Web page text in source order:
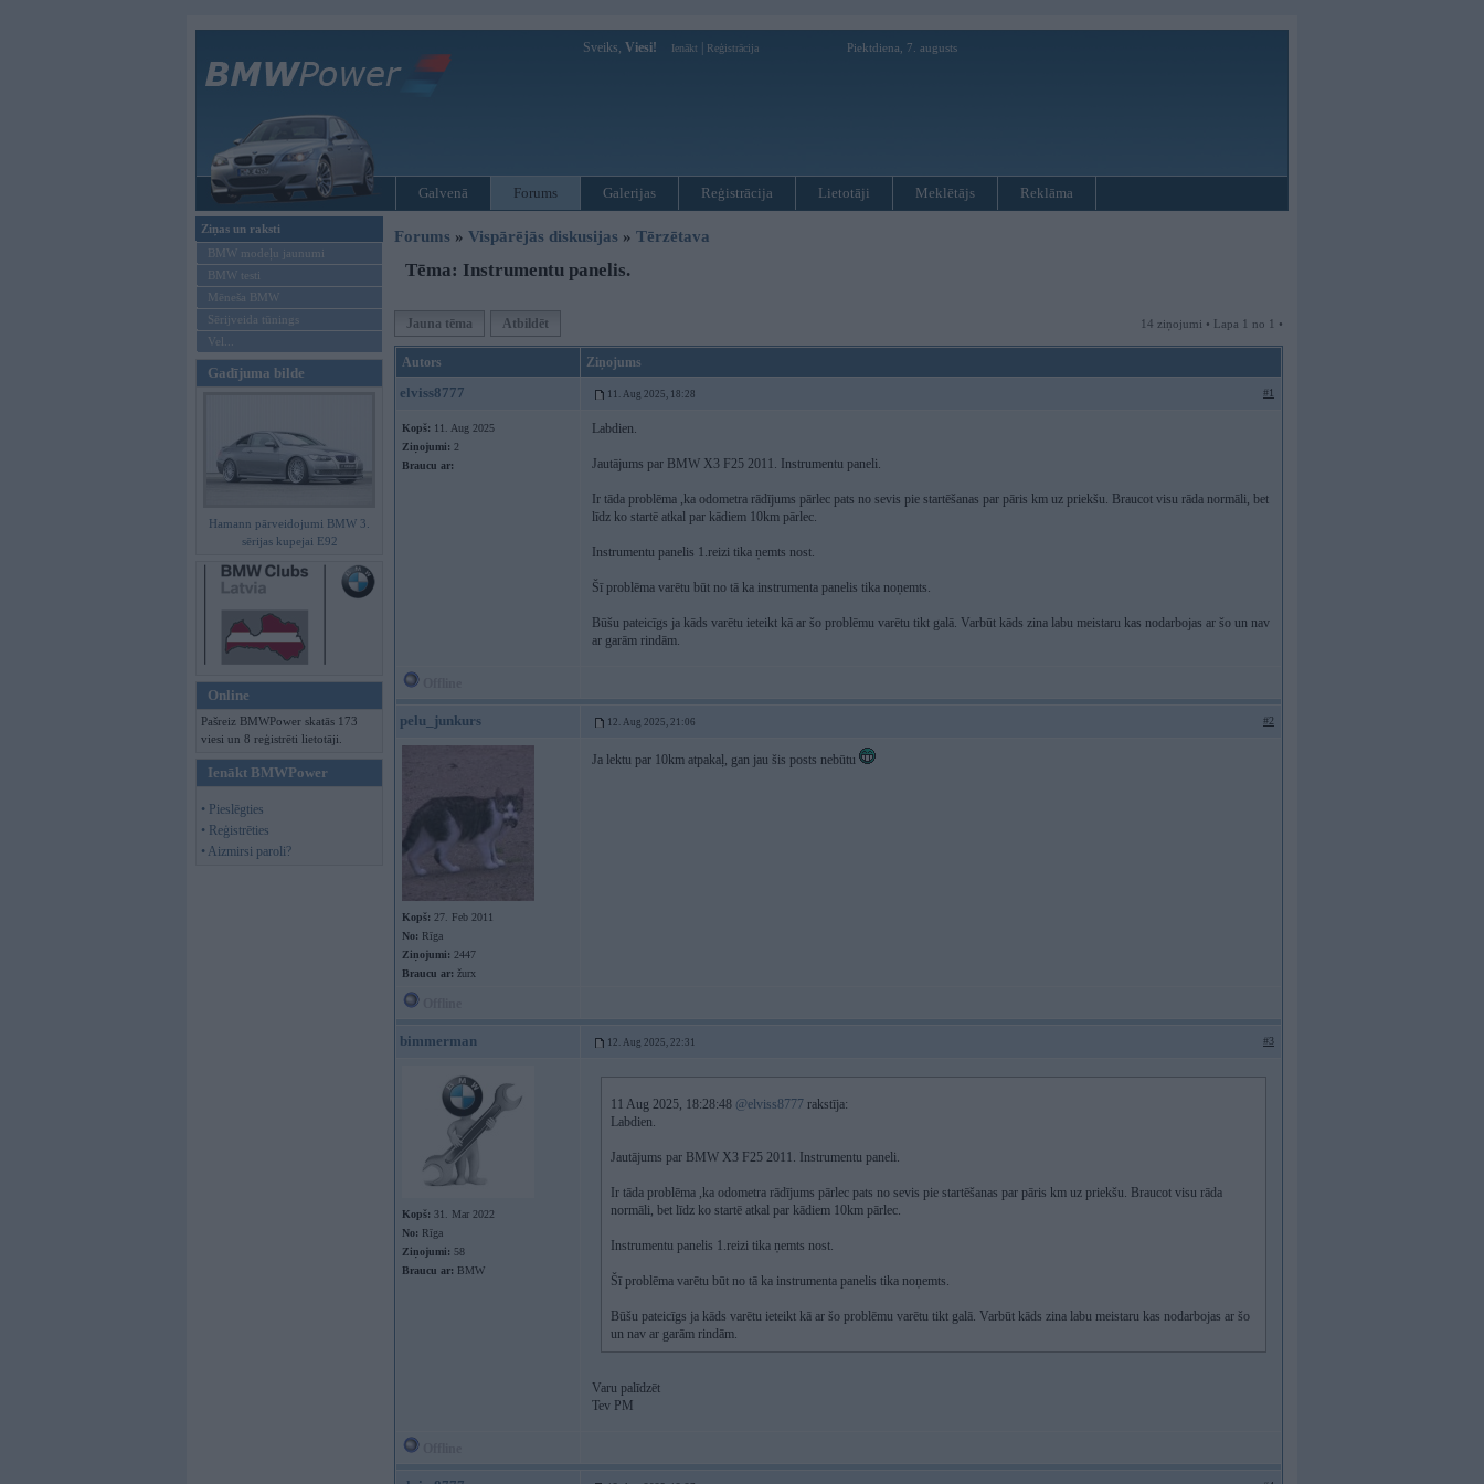
Sveiks, Viesi! Ienākt Reģistrācija Piektdiena, 7. augusts
Galvenā Forums Galerijas Reģistrācija Lietotāji Meklētājs Reklāma
Ziņas un raksti
BMW modeļu jaunumi
BMW testi
Mēneša BMW
Sērijveida tūnings
Vel...
Gadījuma bilde
Hamann pārveidojumi BMW 3.
sērijas kupejai E92
Online
Pašreiz BMWPower skatās 173
viesi un 8 reģistrēti lietotāji.
Ienākt BMWPower
• Pieslēgties
• Reģistrēties
• Aizmirsi paroli?
Forums » Vispārējās diskusijas » Tērzētava
Tēma: Instrumentu panelis.
Jauna tēma Atbildēt 14 ziņojumi • Lapa 1 no 1 •
Autors Ziņojums
elviss8777 11. Aug 2025, 18:28 #1
Kopš: 11. Aug 2025
Ziņojumi: 2
Braucu ar:
Labdien.
Jautājums par BMW X3 F25 2011. Instrumentu paneli.
Ir tāda problēma ,ka odometra rādījums pārlec pats no sevis pie startēšanas par pāris km uz priekšu. Braucot visu rāda normāli, bet
līdz ko startē atkal par kādiem 10km pārlec.
Instrumentu panelis 1.reizi tika ņemts nost.
Šī problēma varētu būt no tā ka instrumenta panelis tika noņemts.
Būšu pateicīgs ja kāds varētu ieteikt kā ar šo problēmu varētu tikt galā. Varbūt kāds zina labu meistaru kas nodarbojas ar šo un nav
ar garām rindām.
pelu_junkurs 12. Aug 2025, 21:06 #2
Kopš: 27. Feb 2011
No: Rīga
Ziņojumi: 2447
Braucu ar: žurx
Ja lektu par 10km atpakaļ, gan jau šis posts nebūtu
bimmerman 12. Aug 2025, 22:31 #3
Kopš: 31. Mar 2022
No: Rīga
Ziņojumi: 58
Braucu ar: BMW
11 Aug 2025, 18:28:48 @elviss8777 rakstīja:
Labdien.
Jautājums par BMW X3 F25 2011. Instrumentu paneli.
Ir tāda problēma ,ka odometra rādījums pārlec pats no sevis pie startēšanas par pāris km uz priekšu. Braucot visu rāda
normāli, bet līdz ko startē atkal par kādiem 10km pārlec.
Instrumentu panelis 1.reizi tika ņemts nost.
Šī problēma varētu būt no tā ka instrumenta panelis tika noņemts.
Būšu pateicīgs ja kāds varētu ieteikt kā ar šo problēmu varētu tikt galā. Varbūt kāds zina labu meistaru kas nodarbojas ar šo
un nav ar garām rindām.
Varu palīdzēt
Tev PM